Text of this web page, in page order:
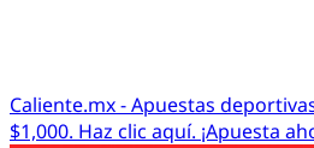
Caliente.mx - Apuestas
$1,000. Haz clic aquí. ¡Apuesta